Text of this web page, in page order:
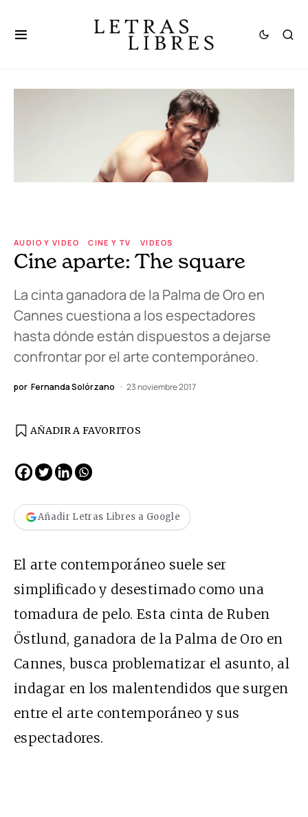
AUDIO Y VIDEO CINE Y TV VIDEOS
Cine aparte: The square
La cinta ganadora de la Palma de Oro en
Cannes cuestiona a los espectadores
hasta dónde están dispuestos a dejarse
confrontar por el arte contemporáneo.
por Fernanda Solórzano 23 noviembre 2017
AÑADIR A FAVORITOS
Añadir Letras Libres a Google
El arte contemporáneo suele ser
simplificado y desestimado como una
tomadura de pelo. Esta cinta de Ruben
Östlund, ganadora de la Palma de Oro en
Cannes, busca problematizar el asunto, al
indagar en los malentendidos que surgen
entre el arte contemporáneo y sus
espectadores.